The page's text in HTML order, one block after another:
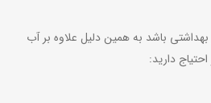
باشد به همین دلیل علاوه بر آب
دارید: